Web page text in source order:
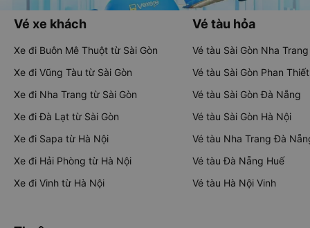
Vé xe khách
Xe đi Buôn Mê Thuột từ Sài Gòn
Xe đi Vũng Tàu từ Sài Gòn
Xe đi Nha Trang từ Sài Gòn
Xe đi Đà Lạt từ Sài Gòn
Xe đi Sapa từ Hà Nội
Xe đi Hải Phòng từ Hà Nội
Xe đi Vinh từ Hà Nội
Vé tàu hỏa
Vé tàu Sài Gòn Nha Trang
Vé tàu Sài Gòn Phan Thiết
Vé tàu Sài Gòn Đà Nẵng
Vé tàu Sài Gòn Hà Nội
Vé tàu Nha Trang Đà
Vé tàu Đà Nẵng Huế
Vé tàu Hà Nội Vinh